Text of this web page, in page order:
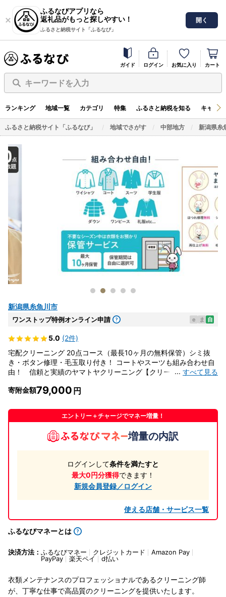
ふるなびアプリなら
返礼品がもっと探しやすい！
ふるさと納税サイト「ふるなび」
開く
ガイド ログイン お気に入り カート
キーワードを入力
ランキング 地域一覧 カテゴリ 特集 ふるさと納税を知る キャン
ふるさと納税サイト「ふるなび」 地域でさがす 中部地方 新潟県糸
新潟県糸魚川市
ワンストップ特例オンライン申請 e ま 自
5.0 (2件)
宅配クリーニング 20点コース（最長10ヶ月の無料保管）シミ抜
き・ボタン修理・毛玉取り付き！ コートやスーツも組み合わせ自
由！ 信頼と実績のヤマトヤクリーニング【クリーニング 衣類ク
... すべて見る
寄附金額79,000
エントリー＋チャージでマネー増量！
増量の内訳
ログインして条件を満たすと
最大0円分獲得できます！
新規会員登録／ログイン
使える店舗・サービス一覧
ふるなびマネーとは
決済方法： ふるなびマネー クレジットカード
Amazon Pay
PayPay
楽天ペイ d払い
衣類メンテナンスのプロフェッショナルであるクリーニング師
が、丁寧な仕事で高品質のクリーニングを提供いたします。